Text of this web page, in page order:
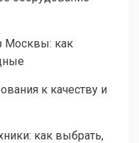
Москвы: как
к качеству и
как выбрать,